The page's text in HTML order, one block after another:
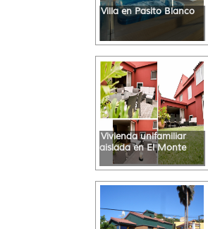
Villa en Pasito Blanco
Vivienda unifamiliar
aislada en El Monte